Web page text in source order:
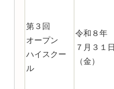
第３回
オープン
ハイスクー
ル
令和８年
７月３１日
（金）